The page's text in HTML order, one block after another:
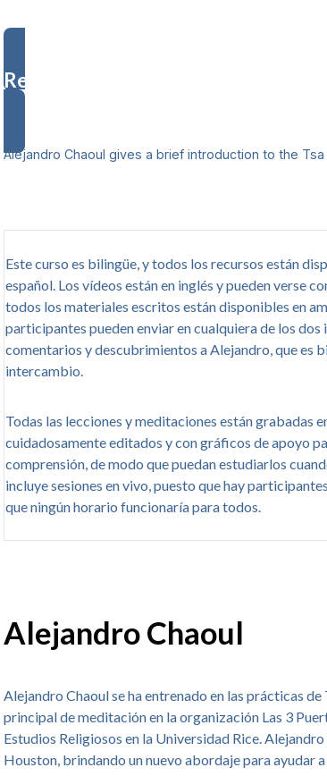
Registrarse
Alejandro Chaoul gives a brief introduction to the Tsa
Este curso es bilingüe, y todos los recursos están
español. Los vídeos están en inglés y pueden verse
todos los materiales escritos están disponibles en
participantes pueden enviar en cualquiera de los dos
comentarios y descubrimientos a Alejandro, que es
intercambio.
Todas las lecciones y meditaciones están grabadas
cuidadosamente editados y con gráficos de apoyo
comprensión, de modo que puedan estudiarlos
incluye sesiones en vivo, puesto que hay
que ningún horario funcionaría para todos.
Alejandro Chaoul
Alejandro Chaoul se ha entrenado en las prácticas
principal de meditación en la organización Las 3
Estudios Religiosos en la Universidad Rice.
Houston, brindando un nuevo abordaje para ayudar